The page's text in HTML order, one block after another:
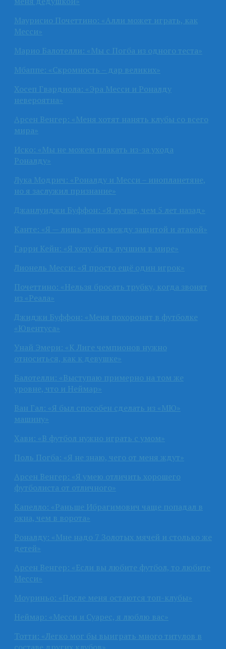
Маурисио Почеттино: «Алли может играть, как
Месси»
Марио Балотелли: «Мы с Погба из одного теста»
Мбаппе: «Скромность – дар великих»
Хосеп Гвардиола: «Эра Месси и Роналду
невероятна»
Арсен Венгер: «Меня хотят нанять клубы со всего
мира»
Иско: «Мы не можем плакать из-за ухода
Роналду»
Лука Модрич: «Роналду и Месси – инопланетяне,
но я заслужил признание»
Джанлуиджи Буффон: «Я лучше, чем 5 лет назад»
Канте: «Я — лишь звено между защитой и атакой»
Гарри Кейн: «Я хочу быть лучшим в мире»
Лионель Месси: «Я просто ещё один игрок»
Почеттино: «Нельзя бросать трубку, когда звонят
из «Реала»
Джиджи Буффон: «Меня похоронят в футболке
«Ювентуса»
Унай Эмери: «К Лиге чемпионов нужно
относиться, как к девушке»
Балотелли: «Выступаю примерно на том же
уровне, что и Неймар»
Ван Гал: «Я был способен сделать из «МЮ»
машину»
Хави: «В футбол нужно играть с умом»
Поль Погба: «Я не знаю, чего от меня ждут»
Арсен Венгер: «Я умею отличить хорошего
футболиста от отличного»
Капелло: «Раньше Ибрагимович чаще попадал в
окна, чем в ворота»
Роналду: «Мне надо 7 Золотых мячей и столько же
детей»
Арсен Венгер: «Если вы любите футбол, то любите
Месси»
Моуриньо: «После меня остаются топ-клубы»
Неймар: «Месси и Суарес, я люблю вас»
Тотти: «Легко мог бы выиграть много титулов в